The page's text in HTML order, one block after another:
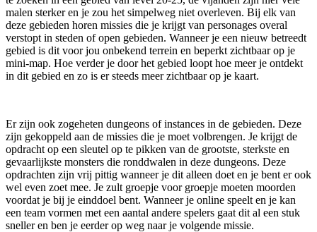
malen sterker en je zou het simpelweg niet overleven. Bij elk van
deze gebieden horen missies die je krijgt van personages overal
verstopt in steden of open gebieden. Wanneer je een nieuw betreedt
gebied is dit voor jou onbekend terrein en beperkt zichtbaar op je
mini-map. Hoe verder je door het gebied loopt hoe meer je ontdekt
in dit gebied en zo is er steeds meer zichtbaar op je kaart.
Er zijn ook zogeheten dungeons of instances in de gebieden. Deze
zijn gekoppeld aan de missies die je moet volbrengen. Je krijgt de
opdracht op een sleutel op te pikken van de grootste, sterkste en
gevaarlijkste monsters die ronddwalen in deze dungeons. Deze
opdrachten zijn vrij pittig wanneer je dit alleen doet en je bent er ook
wel even zoet mee. Je zult groepje voor groepje moeten moorden
voordat je bij je einddoel bent. Wanneer je online speelt en je kan
een team vormen met een aantal andere spelers gaat dit al een stuk
sneller en ben je eerder op weg naar je volgende missie.